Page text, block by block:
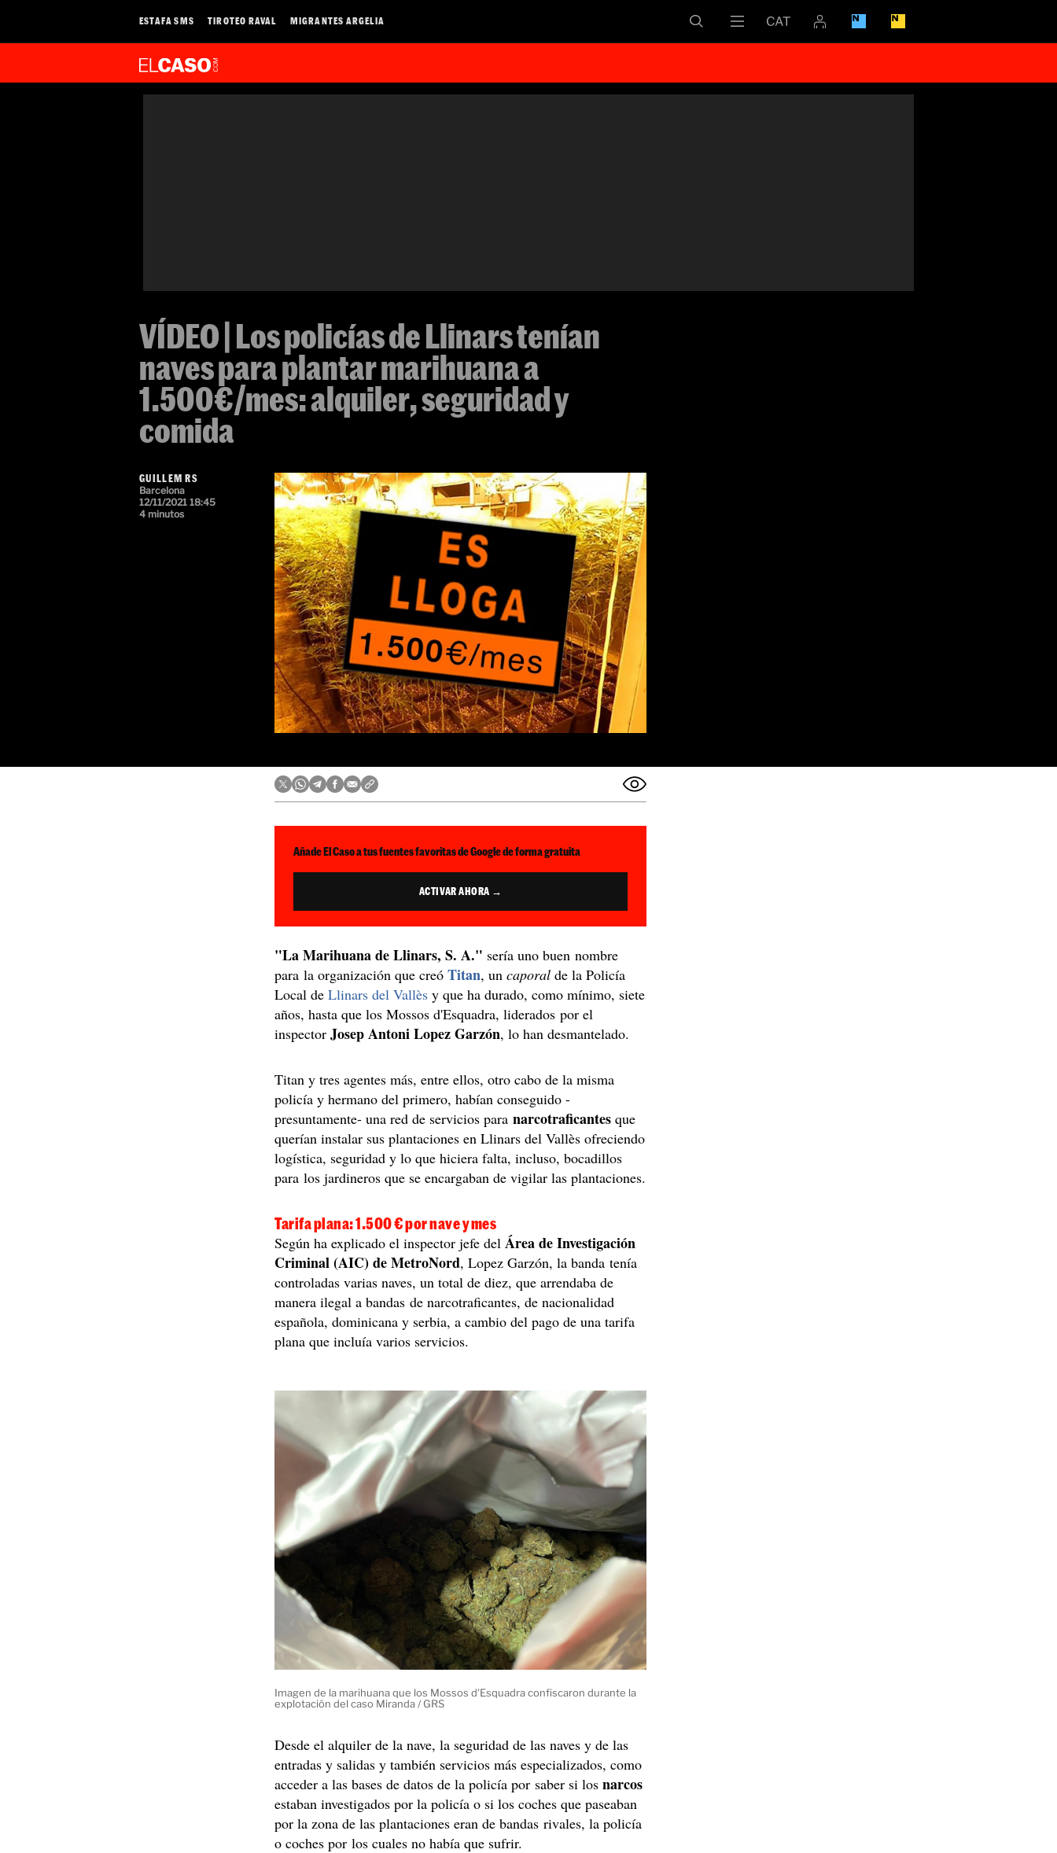
ESTAFA SMS TIROTEO RAVAL MIGRANTES ARGELIA
VÍDEO | Los policías de Llinars tenían
naves para plantar marihuana a
1.500€/mes: alquiler, seguridad y
comida
GUILLEM RS
Barcelona
12/11/2021 18:45
4 minutos
Añade El Caso a tus fuentes favoritas de Google de forma gratuita
ACTIVAR AHORA →
"La Marihuana de Llinars, S. A." sería uno buen nombre
para la organización que creóTitan, uncaporal de la Policía
Local deLlinars del Vallès y que ha durado, como mínimo, siete
años, hasta que los Mossos d'Esquadra, liderados por el
inspectorJosep Antoni Lopez Garzón, lo han desmantelado.
Titan y tres agentes más, entre ellos, otro cabo de la misma
policía y hermano del primero, habían conseguido -
presuntamente- una red de servicios paranarcotraficantes que
querían instalar sus plantaciones en Llinars del Vallès ofreciendo
logística, seguridad y lo que hiciera falta, incluso, bocadillos
para los jardineros que se encargaban de vigilar las plantaciones.
Tarifa plana: 1.500 € por nave y mes
Según ha explicado el inspector jefe delÁrea de Investigación
Criminal (AIC) de MetroNord, Lopez Garzón, la banda tenía
controladas varias naves, un total de diez, que arrendaba de
manera ilegal a bandas de narcotraficantes, de nacionalidad
española, dominicana y serbia, a cambio del pago de una tarifa
plana que incluía varios servicios.
Imagen de la marihuana que los Mossos d'Esquadra confiscaron durante la
explotación del caso Miranda / GRS
Desde el alquiler de la nave, la seguridad de las naves y de las
entradas y salidas y también servicios más especializados, como
acceder a las bases de datos de la policía por saber si losnarcos
estaban investigados por la policía o si los coches que paseaban
por la zona de las plantaciones eran de bandas rivales, la policía
o coches por los cuales no había que sufrir.